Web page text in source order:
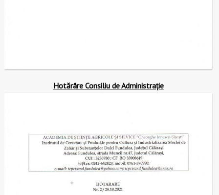
Hotărâre Consiliu de Administrație